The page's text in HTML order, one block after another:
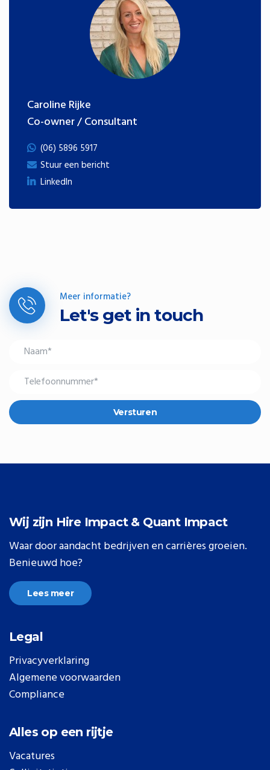
Caroline Rijke
Co-owner / Consultant
(06) 5896 5917
Stuur een bericht
LinkedIn
Meer informatie?
Let's get in touch
Versturen
Wij zijn Hire Impact & Quant Impact
Waar door aandacht bedrijven en carrières groeien.
Benieuwd hoe?
Lees meer
Legal
Privacyverklaring
Algemene voorwaarden
Compliance
Alles op een rijtje
Vacatures